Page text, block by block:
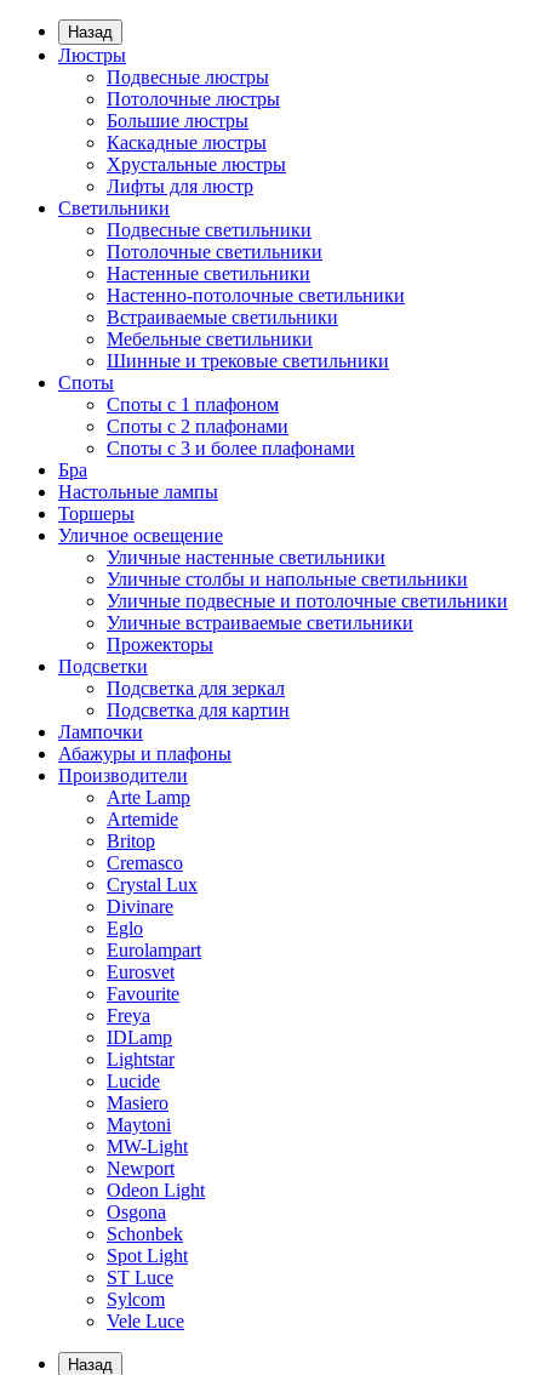
Назад
Люстры
Подвесные люстры
Потолочные люстры
Большие люстры
Каскадные люстры
Хрустальные люстры
Лифты для люстр
Светильники
Подвесные светильники
Потолочные светильники
Настенные светильники
Настенно-потолочные светильники
Встраиваемые светильники
Мебельные светильники
Шинные и трековые светильники
Споты
Споты с 1 плафоном
Споты с 2 плафонами
Споты с 3 и более плафонами
Бра
Настольные лампы
Торшеры
Уличное освещение
Уличные настенные светильники
Уличные столбы и напольные светильники
Уличные подвесные и потолочные светильники
Уличные встраиваемые светильники
Прожекторы
Подсветки
Подсветка для зеркал
Подсветка для картин
Лампочки
Абажуры и плафоны
Производители
Arte Lamp
Artemide
Britop
Cremasco
Crystal Lux
Divinare
Eglo
Eurolampart
Eurosvet
Favourite
Freya
IDLamp
Lightstar
Lucide
Masiero
Maytoni
MW-Light
Newport
Odeon Light
Osgona
Schonbek
Spot Light
ST Luce
Sylcom
Vele Luce
Назад